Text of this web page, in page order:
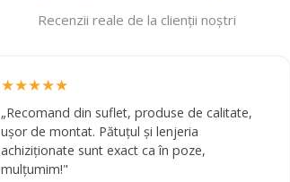
Recenzii reale de la clienții noștri
★★★★★
„Recomand din suflet, produse de calitate,
ușor de montat. Pătuțul și lenjeria
achiziționate sunt exact ca în poze,
mulțumim!"